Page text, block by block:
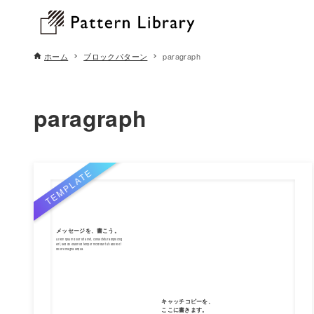
ホーム ブロックパターン paragraph
paragraph